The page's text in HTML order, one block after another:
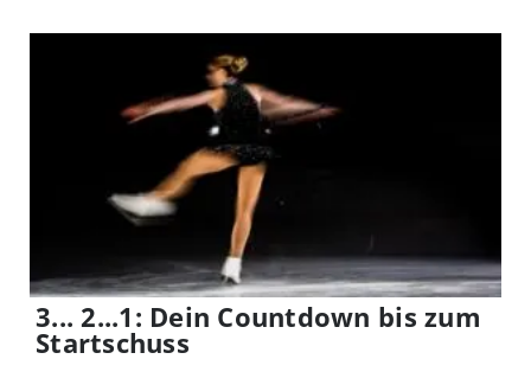
3... 2...1: Dein Countdown bis zum
Startschuss